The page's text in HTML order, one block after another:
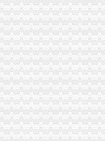
青年干部培训班开班
作风建设
纳税人注册流程五大机制
程局风廉政建设暨纪检监察工作会议精
么交税场管理
年检工作
开展农机护农专项理行动
得初步成效
宣活动
人怎么交税
条件期间食品安全
准宣活动拉开序幕
么交税场规范运行
管出成效